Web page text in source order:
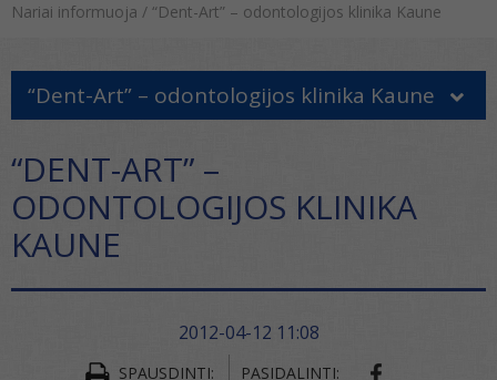
Nariai informuoja / “Dent-Art” – odontologijos klinika Kaune
“Dent-Art” – odontologijos klinika Kaune
“DENT-ART” –
ODONTOLOGIJOS KLINIKA
KAUNE
2012-04-12 11:08
SPAUSDINTI: PASIDALINTI: